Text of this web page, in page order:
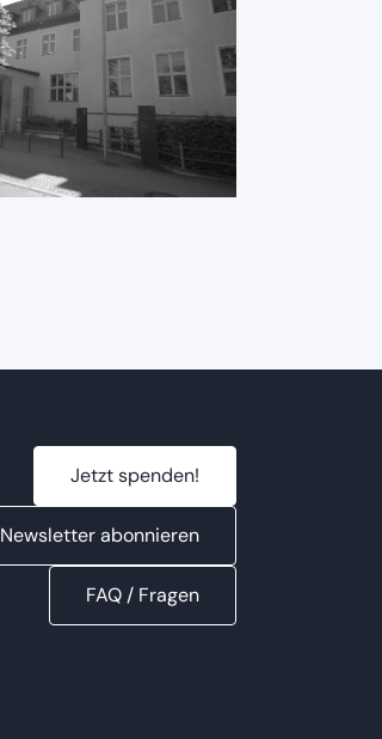
Jetzt spenden!
Newsletter abonnieren
FAQ / Fragen